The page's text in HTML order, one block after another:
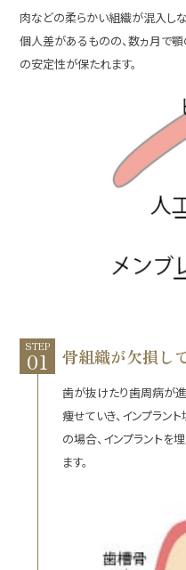
肉などの柔らかい組織が混入し
個人差があるものの、数ヵ月で
の安定性が保たれます。
骨組織が欠損し
STEP
歯が抜けたり歯周病が
痩せていき、インプラン
の場合、インプラントを
ます。